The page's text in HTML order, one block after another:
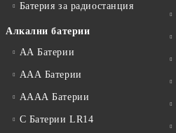
Батерия за радиостанция
Алкални батерии
АА Батерии
ААА Батерии
АААА Батерии
C Батерии LR14